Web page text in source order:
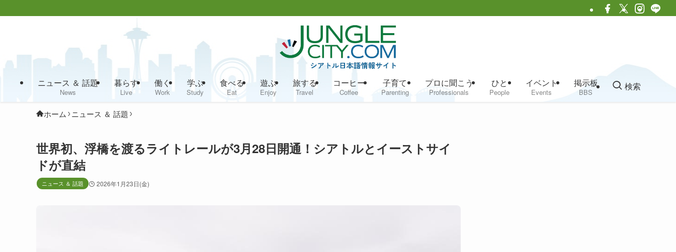
ニュース ＆ 話題
News
暮らす
Live
働く
Work
学ぶ
Study
食べる
Eat
遊ぶ
Enjoy
旅する
Travel
コーヒー
Coffee
子育て
Parenting
プロに聞こう
Professionals
ひと
People
イベント
Events
掲示板
BBS
検索
ホーム ニュース ＆ 話題
世界初、浮橋を渡るライトレールが3月28日開通！シアトルとイーストサイ
ドが直結
ニュース ＆ 話題 2026年1月23日(金)